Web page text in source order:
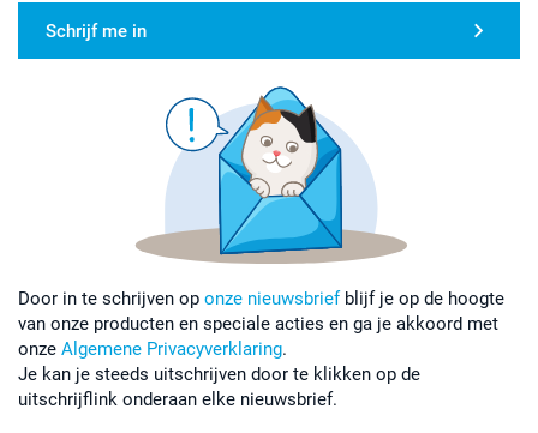
Schrijf me in
Door in te schrijven op onze nieuwsbriefblijf je op de hoogte
van onze producten en speciale acties en ga je akkoord met
onze Algemene Privacyverklaring.
Je kan je steeds uitschrijven door te klikken op de
uitschrijflink onderaan elke nieuwsbrief.